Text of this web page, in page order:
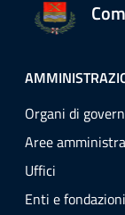
Organi di
Aree
Uffici
Enti e fondazioni